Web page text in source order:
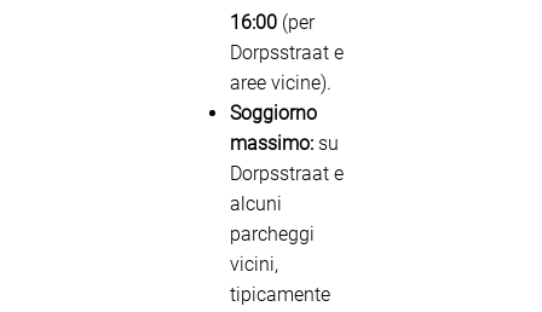
16:00 (per
Dorpsstraat e
aree vicine).
Soggiorno
massimo: su
Dorpsstraat e
alcuni
parcheggi
vicini,
tipicamente